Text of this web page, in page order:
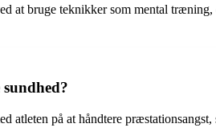
at bruge teknikker som mental
atleten på at håndtere